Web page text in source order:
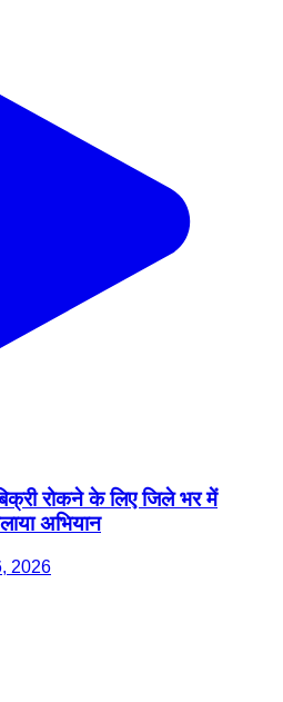
रोकने के लिए जिले भर में
अभियान
2026